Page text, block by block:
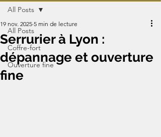
All Posts
Coffre-fort
Ouverture fine
All Posts
Serrurier à Lyon :
dépannage et ouverture
fine
19 nov. 2025 5 min de lecture